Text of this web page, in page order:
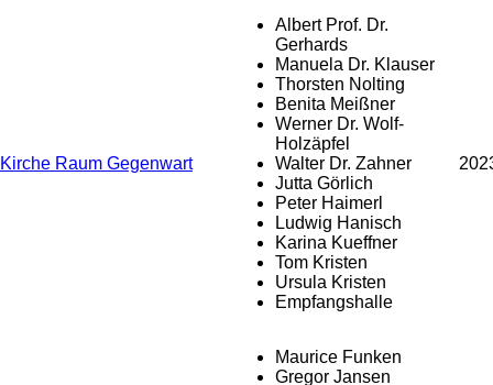
Kirche Raum Gegenwart
Albert Prof. Dr.
Gerhards
Manuela Dr. Klauser
Thorsten Nolting
Benita Meißner
Werner Dr. Wolf-
Holzäpfel
Walter Dr. Zahner
Jutta Görlich
Peter Haimerl
Ludwig Hanisch
Karina Kueffner
Tom Kristen
Ursula Kristen
Empfangshalle
Maurice Funken
Gregor Jansen